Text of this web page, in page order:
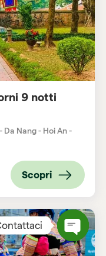
9 notti
Da Nang - Hoi An -
Scopri
Open